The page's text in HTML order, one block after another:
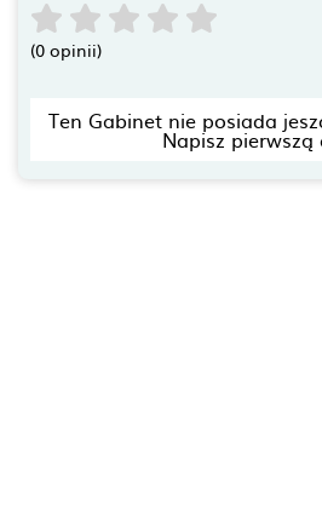
(0 opinii)
Ten Gabinet nie posiada
Napisz pierwszą